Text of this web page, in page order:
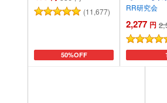
(11,677)
50%OFF
カートに追加
ンゲーム-
RR研究会
2,277 円